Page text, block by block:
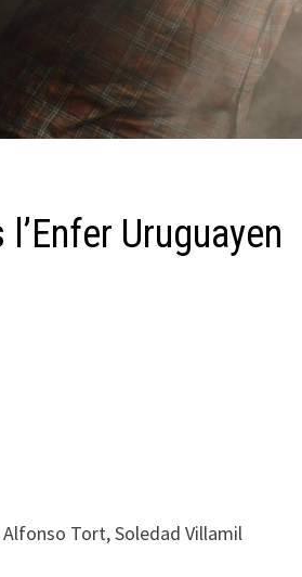
Uruguayen
Tort, Soledad Villamil